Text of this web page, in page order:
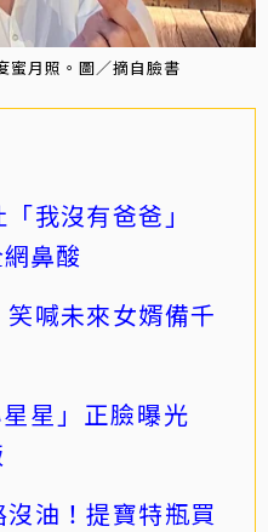
蜜月照。圖／摘自臉書
「我沒有爸爸」
鼻酸
喊未來女婿備千
星」正臉曝光
油！提寶特瓶買